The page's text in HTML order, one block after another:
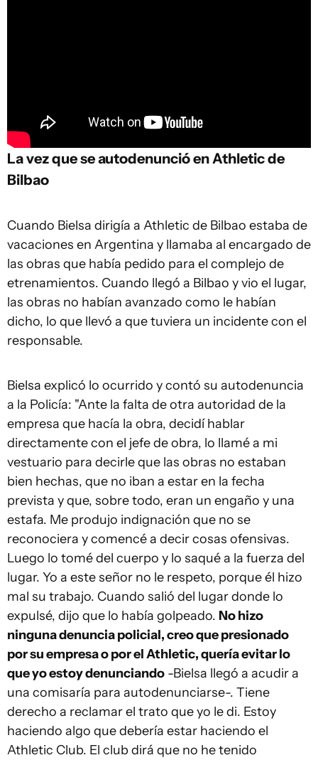
La vez que se autodenunció en Athletic de
Bilbao
Cuando Bielsa dirigía a Athletic de Bilbao estaba de
vacaciones en Argentina y llamaba al encargado de
las obras que había pedido para el complejo de
etrenamientos. Cuando llegó a Bilbao y vio el lugar,
las obras no habían avanzado como le habían
dicho, lo que llevó a que tuviera un incidente con el
responsable.
Bielsa explicó lo ocurrido y contó su autodenuncia
a la Policía: "Ante la falta de otra autoridad de la
empresa que hacía la obra, decidí hablar
directamente con el jefe de obra, lo llamé a mi
vestuario para decirle que las obras no estaban
bien hechas, que no iban a estar en la fecha
prevista y que, sobre todo, eran un engaño y una
estafa. Me produjo indignación que no se
reconociera y comencé a decir cosas ofensivas.
Luego lo tomé del cuerpo y lo saqué a la fuerza del
lugar. Yo a este señor no le respeto, porque él hizo
mal su trabajo. Cuando salió del lugar donde lo
expulsé, dijo que lo había golpeado. No hizo
ninguna denuncia policial, creo que presionado
por su empresa o por el Athletic, quería evitar lo
que yo estoy denunciando -Bielsa llegó a acudir a
una comisaría para autodenunciarse-. Tiene
derecho a reclamar el trato que yo le di. Estoy
haciendo algo que debería estar haciendo el
Athletic Club. El club dirá que no he tenido